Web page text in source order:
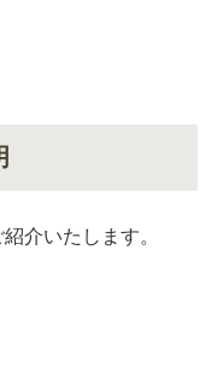
介いたします。